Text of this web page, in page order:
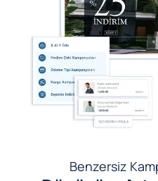
Benzersiz